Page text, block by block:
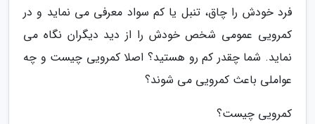
فرد خودش را چاق، تنبل یا کم سواد معرفی می نماید و در
کمرویی عمومی شخص خودش را از دید دیگران نگاه می
نماید. شما چقدر کم رو هستید؟ اصلا کمرویی چیست و چه
عواملی باعث کمرویی می شوند؟
کمرویی چیست؟